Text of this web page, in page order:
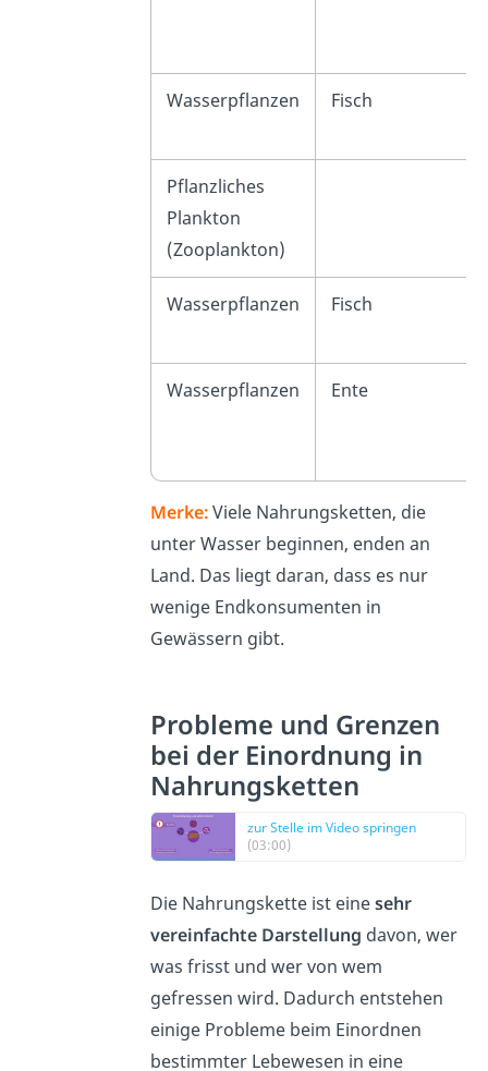
Wasserpflanzen Fisch
Pflanzliches
Plankton
(Zooplankton)
Wasserpflanzen Fisch
Wasserpflanzen Ente
Merke:Viele Nahrungsketten, die
unter Wasser beginnen, enden an
Land. Das liegt daran, dass es nur
wenige Endkonsumenten in
Gewässern gibt.
Probleme und Grenzen
bei der Einordnung in
Nahrungsketten
zur Stelle im Video springen
(03:00)
Die Nahrungskette ist einesehr
vereinfachte Darstellung davon, wer
was frisst und wer von wem
gefressen wird. Dadurch entstehen
einige Probleme beim Einordnen
bestimmter Lebewesen in eine